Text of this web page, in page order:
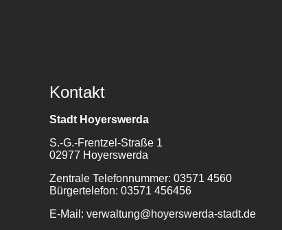
Kontakt
Stadt Hoyerswerda
S.-G.-Frentzel-Straße 1
02977 Hoyerswerda
Zentrale Telefonnummer: 03571 4560
Bürgertelefon: 03571 456456
E-Mail: verwaltung@hoyerswerda-stadt.de